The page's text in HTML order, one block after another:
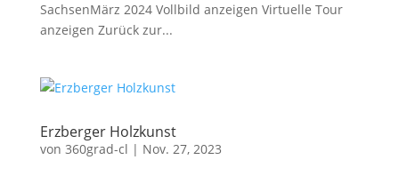
SachsenMärz 2024 Vollbild anzeigen Virtuelle Tour
anzeigen Zurück zur...
Erzberger Holzkunst
von 360grad-cl | Nov. 27, 2023